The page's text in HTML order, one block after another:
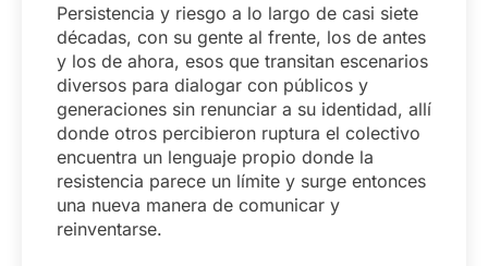
Persistencia y riesgo a lo largo de casi siete
décadas, con su gente al frente, los de antes
y los de ahora, esos que transitan escenarios
diversos para dialogar con públicos y
generaciones sin renunciar a su identidad, allí
donde otros percibieron ruptura el colectivo
encuentra un lenguaje propio donde la
resistencia parece un límite y surge entonces
una nueva manera de comunicar y
reinventarse.